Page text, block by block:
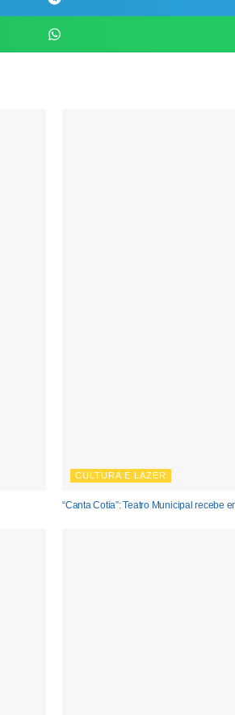
CULTURA E LAZER
“Canta Cotia”: Teatro Municipal recebe